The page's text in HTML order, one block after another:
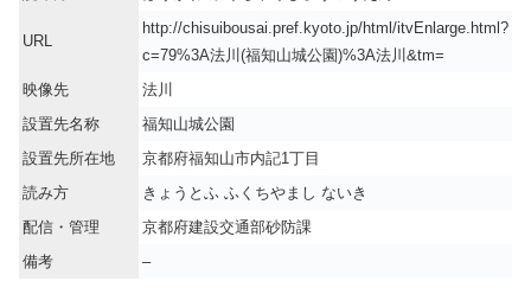
URL
http://chisuibousai.pref.kyoto.jp/html/itvEnlarge.html?
c=79%3A法川(福知山城公園)%3A法川&tm=
映像先
法川
設置先名称
福知山城公園
設置先所在地
京都府福知山市内記1丁目
読み方
きょうとふ ふくちやまし ないき
配信・管理
京都府建設交通部砂防課
備考
–